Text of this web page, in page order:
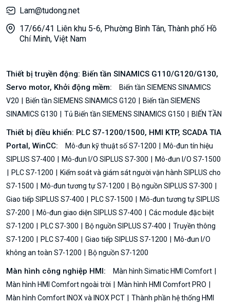
Lam@tudong.net
17/66/41 Liên khu 5-6, Phường Bình Tân, Thành phố Hồ
Chí Minh, Việt Nam
Thiết bị truyền động: Biến tần SINAMICS G110/G120/G130,
Servo motor, Khởi động mềm:
Biến tần SIEMENS SINAMICS
V20
Biến tần SIEMENS SINAMICS G120
Biến tần SIEMENS
SINAMICS G130
Tủ Biến tần SIEMENS SINAMICS G150 BIẾN TẦN
Thiết bị điều khiển: PLC S7-1200/1500, HMI KTP, SCADA TIA
Portal, WinCC:
Mô-đun kỹ thuật số S7-1200
Mô-đun tín hiệu
SIPLUS S7-400
Mô-đun I/O SIPLUS S7-300
Mô-đun I/O S7-1500
PLC S7-1200
Kiểm soát và giám sát người vận hành SIPLUS cho
S7-1500
Mô-đun tương tự S7-1200
Bộ nguồn SIPLUS S7-300
Giao tiếp SIPLUS S7-400
PLC S7-1500
Mô-đun tương tự SIPLUS
S7-200
Mô-đun giao diện SIPLUS S7-400
Các module đặc biệt
S7-1200
PLC S7-300 Bộ nguồn SIPLUS S7-400
Truyền thông
S7-1200
PLC S7-400 Giao tiếp SIPLUS S7-1200
Mô-đun I/O
không an toàn S7-1200
Bộ nguồn S7-1200
Màn hình công nghiệp HMI:
Màn hình Simatic HMI Comfort
Màn hình HMI Comfort ngoài trời
Màn hình HMI Comfort PRO
Màn hình Comfort INOX và INOX PCT
Thành phần hệ thống HMI